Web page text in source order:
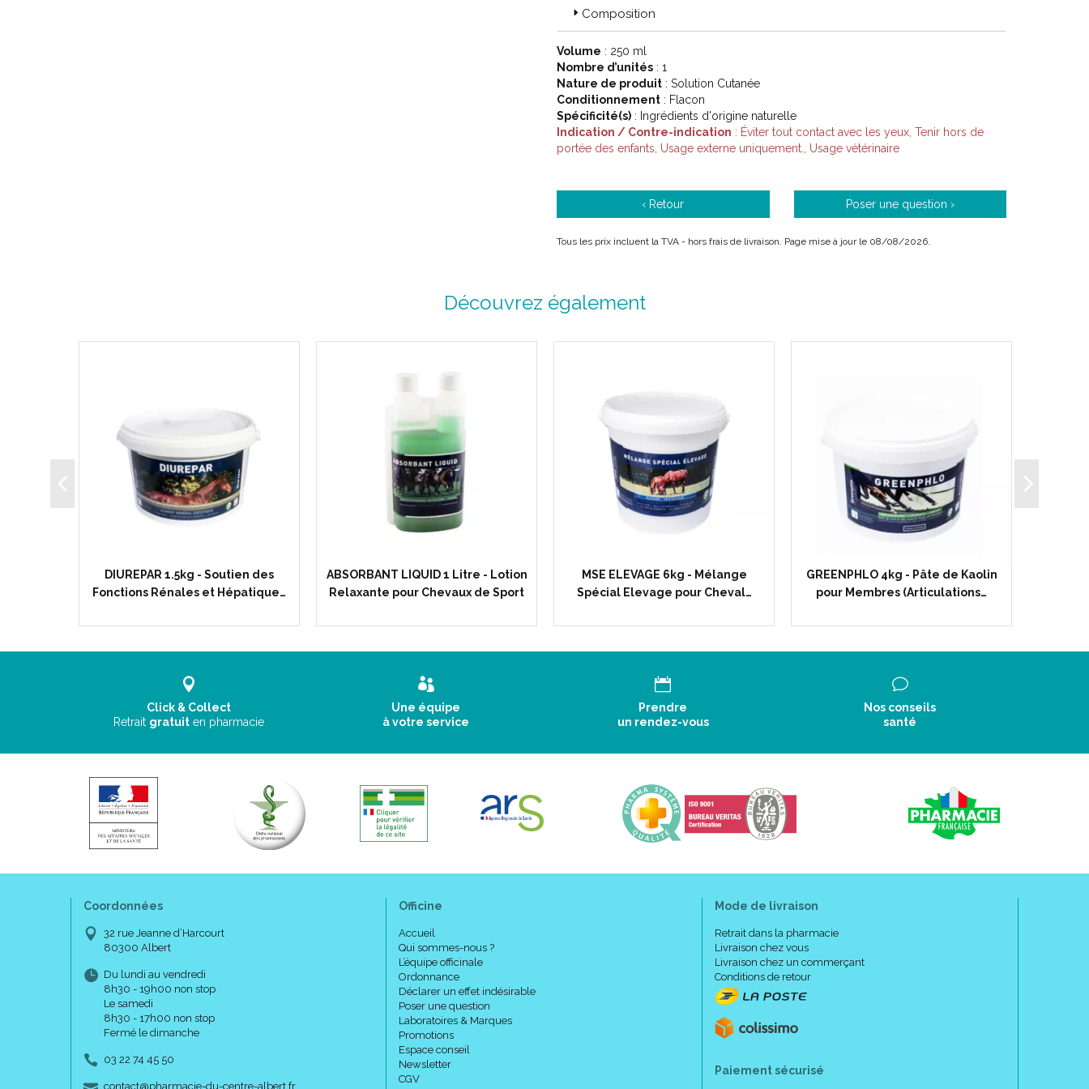
Composition
Volume : 250 ml
Nombre d’unités : 1
Nature de produit : Solution Cutanée
Conditionnement : Flacon
Spécificité(s) : Ingrédients d'origine naturelle
Indication / Contre-indication : Éviter tout contact avec les yeux, Tenir hors de
portée des enfants, Usage externe uniquement., Usage vétérinaire
‹ Retour Poser une question ›
Tous les prix incluent la TVA - hors frais de livraison. Page mise à jour le 08/08/2026.
Découvrez également
DIUREPAR 1.5kg - Soutien des
Fonctions Rénales et Hépatique…
ABSORBANT LIQUID 1 Litre - Lotion
Relaxante pour Chevaux de Sport
MSE ELEVAGE 6kg - Mélange
Spécial Elevage pour Cheval…
GREENPHLO 4kg - Pâte de Kaolin
pour Membres (Articulations…
Click & Collect
Retrait gratuit en pharmacie
Une équipe
à votre service
Prendre
un rendez-vous
Nos conseils
santé
Coordonnées
32 rue Jeanne d’Harcourt
80300 Albert
Du lundi au vendredi
8h30 - 19h00 non stop
Le samedi
8h30 - 17h00 non stop
Fermé le dimanche
03 22 74 45 50
contact-
@-
pharmacie-du-centre-albert.fr
Officine
Accueil
Qui sommes-nous ?
L’équipe officinale
Ordonnance
Déclarer un effet indésirable
Poser une question
Laboratoires & Marques
Promotions
Espace conseil
Newsletter
CGV
Mode de livraison
Retrait dans la pharmacie
Livraison chez vous
Livraison chez un commerçant
Conditions de retour
Paiement sécurisé